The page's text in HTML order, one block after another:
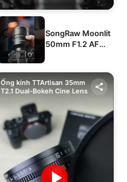
SongRaw Moonlit
50mm F1.2 AF
Ống kính TTArtisan 35mm
T2.1 Dual-Bokeh Cine Lens